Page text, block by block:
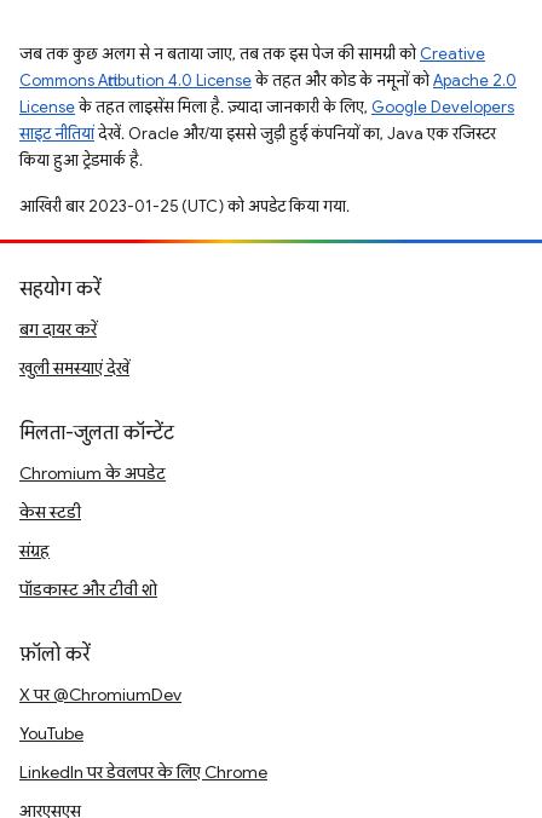
जब तक कुछ अलग से न बताया जाए, तब तक इस पेज की सामग्री कोCreative
Commons Attribution 4.0 Licenseके तहत और कोड के नमूनों कोApache 2.0
Licenseके तहत लाइसेंस मिला है. ज़्यादा जानकारी के लिए, Google Developers
साइट नीतियांदेखें. Oracle और/या इससे जुड़ी हुई कंपनियों का, Java एक रजिस्टर
किया हुआ ट्रेडमार्क है.
आखिरी बार 2023-01-25 (UTC) को अपडेट किया गया.
सहयोग करें
बग दायर करें
खुली समस्याएं देखें
मिलता-जुलता कॉन्टेंट
Chromium के अपडेट
केस स्टडी
संग्रह
पॉडकास्ट और टीवी शो
फ़ॉलो करें
X पर @ChromiumDev
YouTube
LinkedIn पर डेवलपर के लिए Chrome
आरएसएस